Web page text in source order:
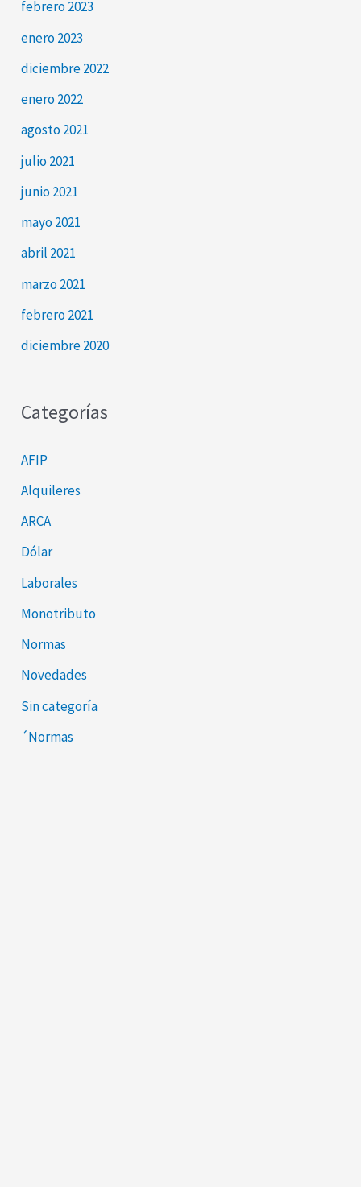
febrero 2023
enero 2023
diciembre 2022
enero 2022
agosto 2021
julio 2021
junio 2021
mayo 2021
abril 2021
marzo 2021
febrero 2021
diciembre 2020
Categorías
AFIP
Alquileres
ARCA
Dólar
Laborales
Monotributo
Normas
Novedades
Sin categoría
´Normas